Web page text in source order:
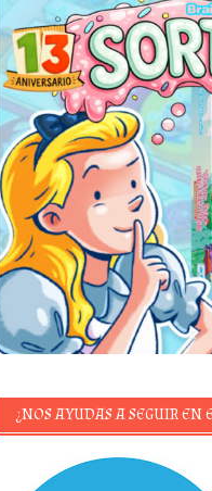
¿NOS AYUDAS A SEGUIR EN